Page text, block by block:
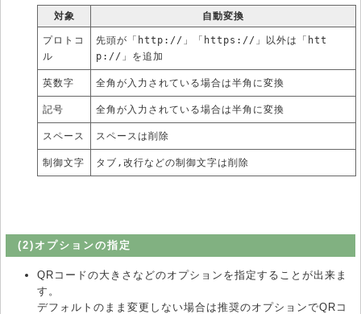
対象 自動変換
プロトコ
ル
先頭が「http://」「https://」以外は「htt
p://」を追加
英数字 全角が入力されている場合は半角に変換
記号 全角が入力されている場合は半角に変換
スペース スペースは削除
制御文字 タブ,改行などの制御文字は削除
(2)オプションの指定
QRコードの大きさなどのオプションを指定することが出来ま
す。
デフォルトのまま変更しない場合は推奨のオプションでQRコ